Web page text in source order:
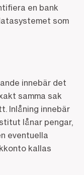
en bank
som
innebär det
samma sak
Inlåning innebär
lånar pengar,
eventuella
kallas